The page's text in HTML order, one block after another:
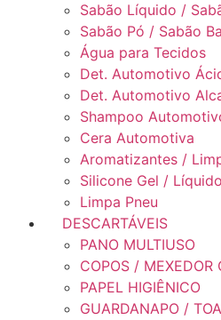
Sabão Líquido /
Sabão Pó / Sabão
Água para Tecidos
Det. Automotivo
Det. Automotivo
Shampoo
Cera Automotiva
Aromatizantes /
Silicone Gel / Líquido
Limpa Pneu
DESCARTÁVEIS
PANO MULTIUSO
COPOS / MEXEDOR
PAPEL HIGIÊNICO
GUARDANAPO /